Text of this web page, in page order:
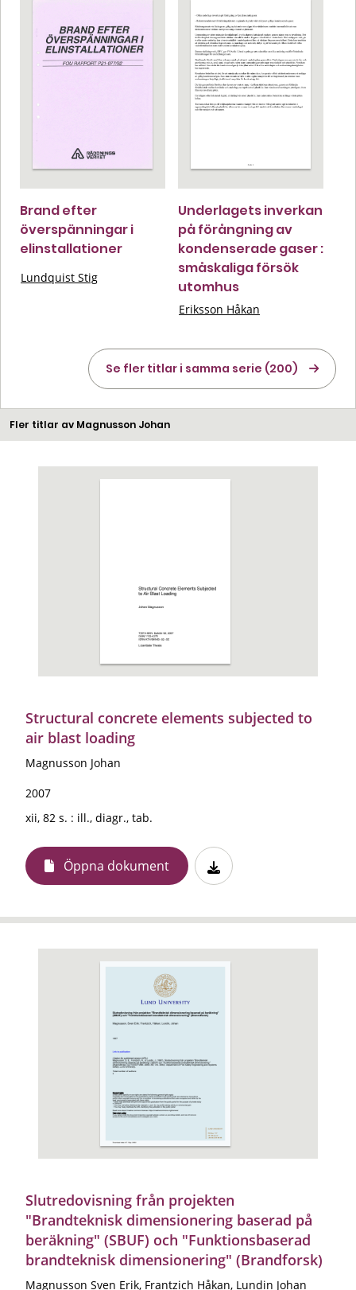
Brand efter
överspänningar i
elinstallationer
Lundquist Stig
Underlagets inverkan
på förångning av
kondenserade gaser :
småskaliga försök
utomhus
Eriksson Håkan
Se fler titlar i samma serie (200)
Fler titlar av Magnusson Johan
Structural concrete elements subjected to
air blast loading
Magnusson Johan
2007
xii, 82 s. : ill., diagr., tab.
Öppna dokument
Slutredovisning från projekten
"Brandteknisk dimensionering baserad på
beräkning" (SBUF) och "Funktionsbaserad
brandteknisk dimensionering" (Brandforsk)
Magnusson Sven Erik, Frantzich Håkan, Lundin Johan